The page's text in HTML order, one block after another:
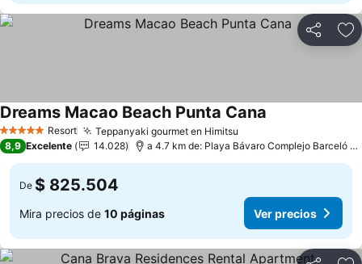
Compartir
5 Estrellas Resort Teppanyaki gourmet en Himitsu
Dreams Macao Beach Punta Cana
8,9 Excelente 14.028 a 4.7 km de: Playa Bávaro Complejo Barceló Bávaro
De $ 825.504
Mira precios de 10 páginas Ver precios